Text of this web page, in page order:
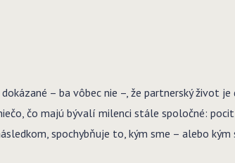
dokázané – ba vôbec nie –, že partnerský život
čo majú bývalí milenci stále spoločné:
spochybňuje to, kým sme – alebo kým